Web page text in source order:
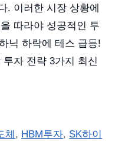
. 이러한 시장 상황에
따라야 성공적인 투
닉 하락에 테스 급등!
자 전략 3가지 최신
체 , HBM투자, SK하이